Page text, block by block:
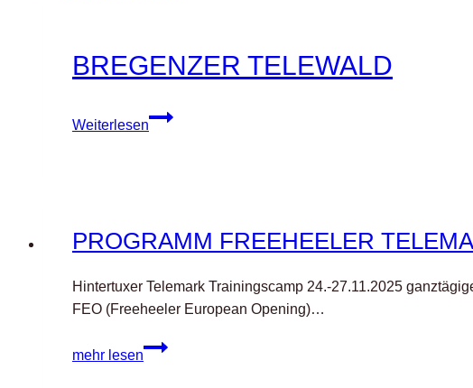
BREGENZER TELEWALD
Weiterlesen
Bregenzer
PROGRAMM FREEHEELER
Hintertuxer Telemark Trainingscamp 24.-27.11.2025
FEO (Freeheeler European Opening)…
mehr lesen
Programm